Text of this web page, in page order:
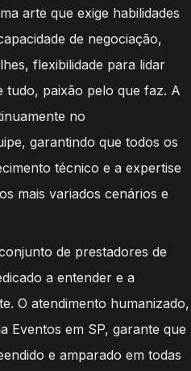
arte que exige habilidades
de negociação,
flexibilidade para lidar
tudo, paixão pelo que faz. A
no
garantindo que todos os
técnico e a expertise
mais variados cenários e
de prestadores de
a entender e a
O atendimento humanizado,
Eventos em SP, garante que
e amparado em todas